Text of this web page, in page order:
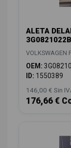
ALETA
VOLKSWAGEN
OEM:
ID: 1550389
146,00 € Sin
176,66 €